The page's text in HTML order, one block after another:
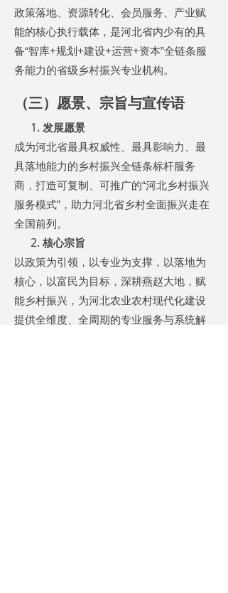
政策落地、资源转化、会员服务、产业赋
能的核心执行载体，是河北省内少有的具
备“智库+规划+建设+运营+资本”全链条服
务能力的省级乡村振兴专业机构。
（三）愿景、宗旨与宣传语
发展愿景
成为河北省最具权威性、最具影响力、最
具落地能力的乡村振兴全链条标杆服务
商，打造可复制、可推广的“河北乡村振兴
服务模式” ，助力河北省乡村全面振兴走在
全国前列。
核心宗旨
以政策为引领，以专业为支撑，以落地为
核心，以富民为目标，深耕燕赵大地，赋
能乡村振兴，为河北农业农村现代化建设
提供全维度、全周期的专业服务与系统解